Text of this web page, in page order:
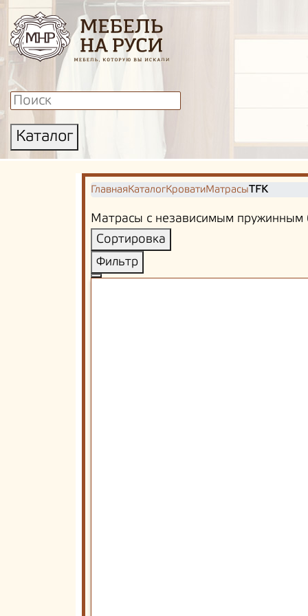
Каталог
ГлавнаяКаталогКроватиМатрасыTFK
Матрасы с независимым пружинным
Сортировка
Фильтр